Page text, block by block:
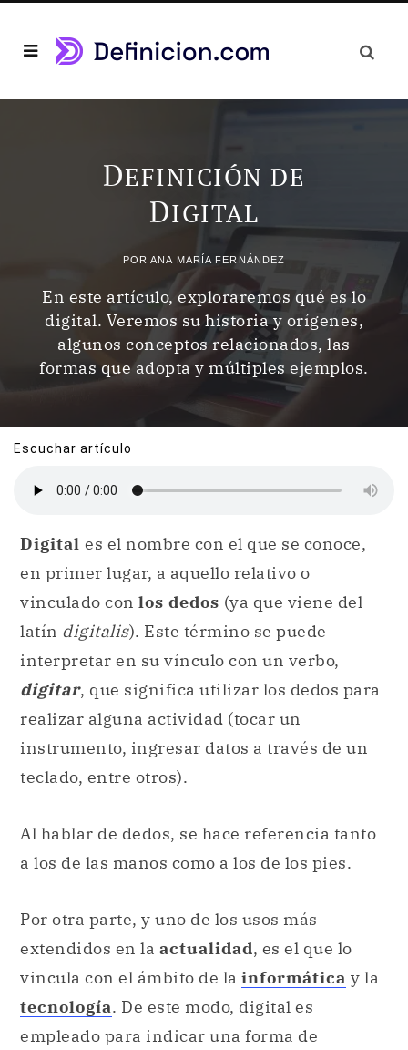
DEFINICIÓN DE
DIGITAL
PORANA MARÍA FERNÁNDEZ
En este artículo, exploraremos qué es lo
digital. Veremos su historia y orígenes,
algunos conceptos relacionados, las
formas que adopta y múltiples ejemplos.
Escuchar artículo
Digital es el nombre con el que se conoce,
en primer lugar, a aquello relativo o
vinculado con los dedos (ya que viene del
latín digitalis). Este término se puede
interpretar en su vínculo con un verbo,
digitar, que significa utilizar los dedos para
realizar alguna actividad (tocar un
instrumento, ingresar datos a través de un
teclado, entre otros).
Al hablar de dedos, se hace referencia tanto
a los de las manos como a los de los pies.
Por otra parte, y uno de los usos más
extendidos en la actualidad, es el que lo
vincula con el ámbito de la informática y la
tecnología. De este modo, digital es
empleado para indicar una forma de